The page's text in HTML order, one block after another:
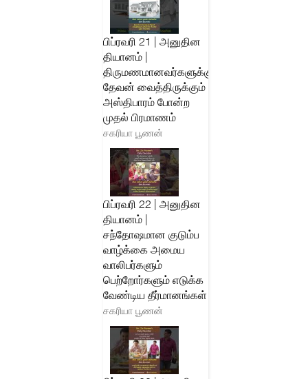
பிப்ரவரி 21 | அனுதின
தியானம் |
திருமணமானவர்களுக்கு
தேவன் வைத்திருக்கும்
அஸ்திபாரம் போன்ற
முதல் பிரமாணம்
சகரியா பூணன்
பிப்ரவரி 22 | அனுதின
தியானம் |
சந்தோஷமான குடும்ப
வாழ்க்கை அமைய
வாலிபர்களும்
பெற்றோர்களும் எடுக்க
வேண்டிய தீர்மானங்கள்
சகரியா பூணன்